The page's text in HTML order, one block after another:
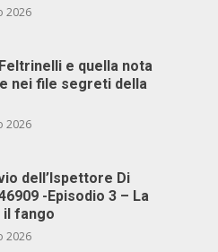
2026
e quella nota
nei file segreti della
2026
dell’Ispettore Di
-Episodio 3 – La
fango
2026